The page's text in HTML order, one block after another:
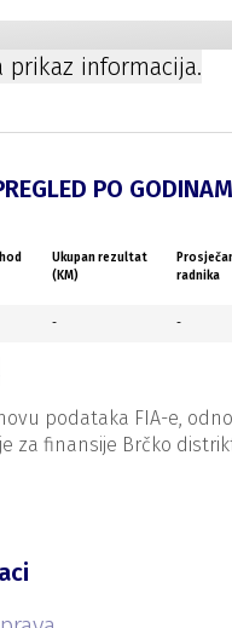
prikaz informacija.
PO
Ukupan rezultat
(KM)
radnika
- -
podataka FIA-e,
za finansije Brčko